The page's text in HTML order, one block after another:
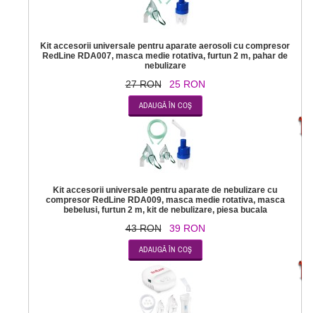
Kit accesorii universale pentru aparate aerosoli cu compresor
RedLine RDA007, masca medie rotativa, furtun 2 m, pahar de
nebulizare
27 RON 25 RON
Kit accesorii universale pentru aparate de nebulizare cu
compresor RedLine RDA009, masca medie rotativa, masca
bebelusi, furtun 2 m, kit de nebulizare, piesa bucala
43 RON 39 RON